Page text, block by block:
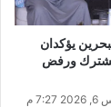
يؤكدان
ورفض
م